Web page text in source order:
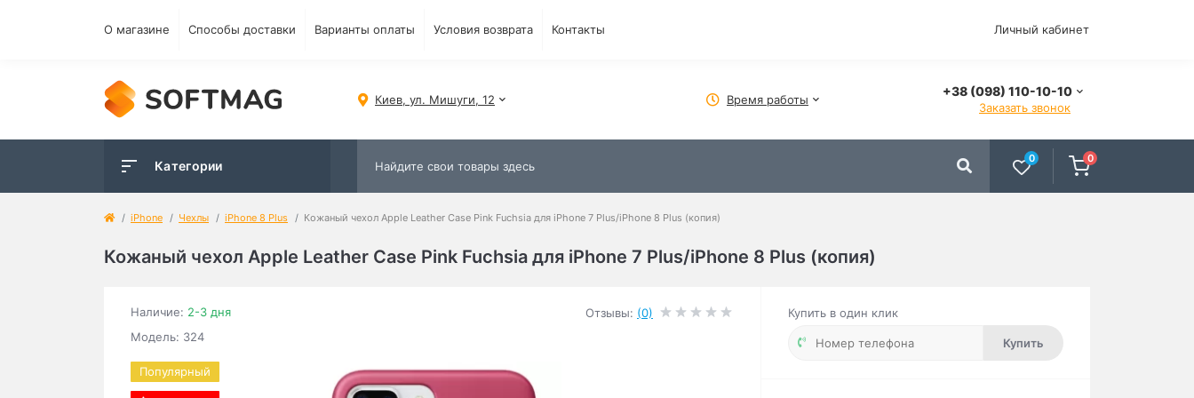
О магазине Способы доставки Варианты оплаты Условия возврата Контакты Личный кабинет
Киев, ул. Мишуги, 12 Время работы
+38 (098) 110-10-10
Заказать звонок
Категории 0 0
iPhone Чехлы iPhone 8 Plus Кожаный чехол Apple Leather Case Pink Fuchsia для iPhone 7 Plus/iPhone 8 Plus (копия)
Кожаный чехол Apple Leather Case Pink Fuchsia для iPhone 7 Plus/iPhone 8 Plus (копия)
Наличие: 2-3 дня
Модель: 324
Отзывы: (0)
Популярный
Купить в один клик
Купить